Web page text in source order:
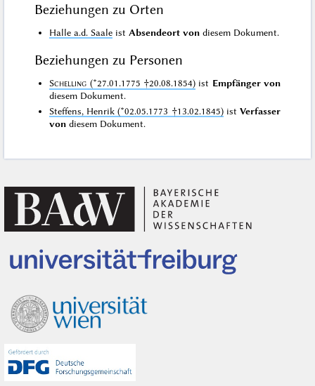
Beziehungen zu Orten
Halle a.d. Saale ist Absendeort von diesem Dokument.
Beziehungen zu Personen
Schelling (*27.01.1775 †20.08.1854) ist Empfänger von
diesem Dokument.
Steffens, Henrik (*02.05.1773 †13.02.1845)ist Verfasser
von diesem Dokument.